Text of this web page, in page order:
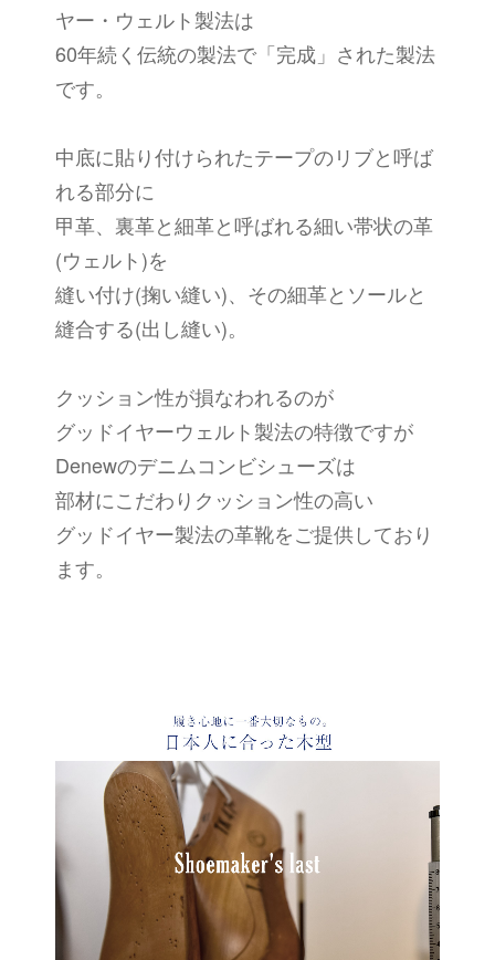
ヤー・ウェルト製法は
60年続く伝統の製法で「完成」された製法
です。
中底に貼り付けられたテープのリブと呼ば
れる部分に
甲革、裏革と細革と呼ばれる細い帯状の革
(ウェルト)を
縫い付け(掬い縫い)、その細革とソールと
縫合する(出し縫い)。
クッション性が損なわれるのが
グッドイヤーウェルト製法の特徴ですが
Denewのデニムコンビシューズは
部材にこだわりクッション性の高い
グッドイヤー製法の革靴をご提供しており
ます。